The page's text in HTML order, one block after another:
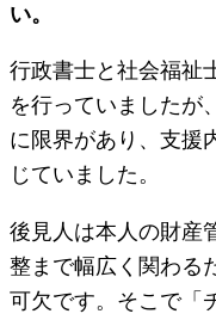
い。
行政書士と社会福祉
を行っていましたが
に限界があり、支援
じていました。
後見人は本人の財産
整まで幅広く関わる
可欠です。そこで「